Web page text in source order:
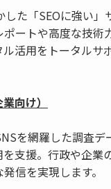
た「SEOに強い」
ートや高度な技術
活用をトータルサ
向け）
を網羅した調査デ
支援。行政や企業
信を実現します。